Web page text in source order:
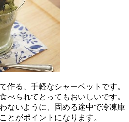
作る、手軽なシャーベットです。
べられてとってもおいしいです。
ないように、固める途中で冷凍庫
とがポイントになります。